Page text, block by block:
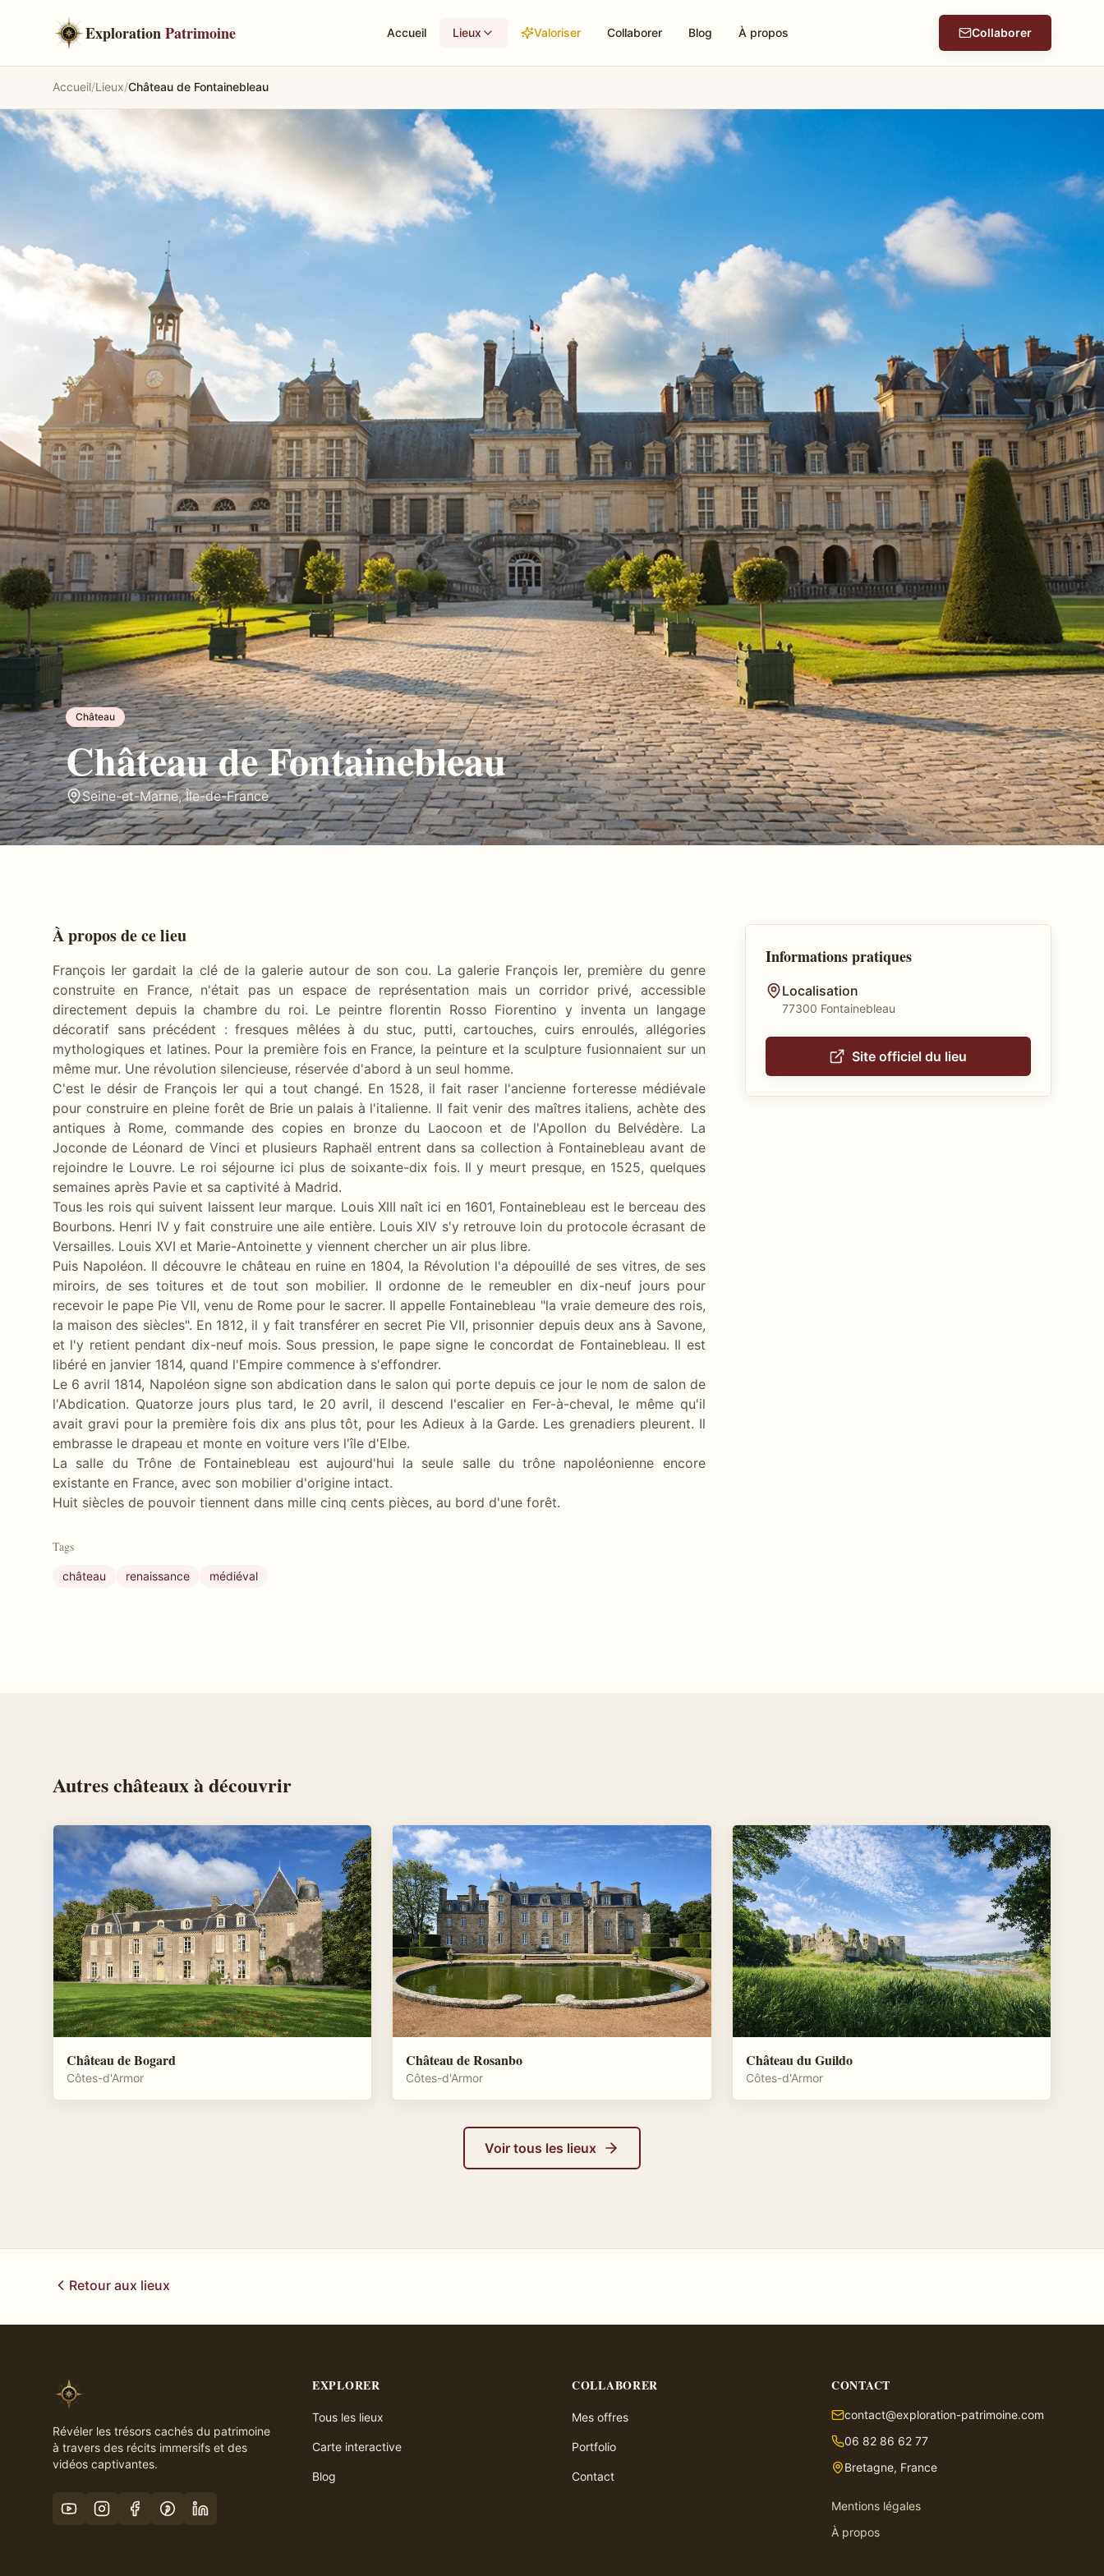
ExplorationPatrimoine Accueil Lieux Valoriser Collaborer Blog À propos Collaborer
Accueil/Lieux/Château de Fontainebleau
Château
Château de Fontainebleau
Seine-et-Marne,Île-de-France
À propos de ce lieu
François Ier gardait la clé de la galerie autour de son cou. La galerie François Ier, première du genre
construite en France, n'était pas un espace de représentation mais un corridor privé, accessible
directement depuis la chambre du roi. Le peintre florentin Rosso Fiorentino y inventa un langage
décoratif sans précédent : fresques mêlées à du stuc, putti, cartouches, cuirs enroulés, allégories
mythologiques et latines. Pour la première fois en France, la peinture et la sculpture fusionnaient sur un
même mur. Une révolution silencieuse, réservée d'abord à un seul homme.
C'est le désir de François Ier qui a tout changé. En 1528, il fait raser l'ancienne forteresse médiévale
pour construire en pleine forêt de Brie un palais à l'italienne. Il fait venir des maîtres italiens, achète des
antiques à Rome, commande des copies en bronze du Laocoon et de l'Apollon du Belvédère. La
Joconde de Léonard de Vinci et plusieurs Raphaël entrent dans sa collection à Fontainebleau avant de
rejoindre le Louvre. Le roi séjourne ici plus de soixante-dix fois. Il y meurt presque, en 1525, quelques
semaines après Pavie et sa captivité à Madrid.
Tous les rois qui suivent laissent leur marque. Louis XIII naît ici en 1601, Fontainebleau est le berceau des
Bourbons. Henri IV y fait construire une aile entière. Louis XIV s'y retrouve loin du protocole écrasant de
Versailles. Louis XVI et Marie-Antoinette y viennent chercher un air plus libre.
Puis Napoléon. Il découvre le château en ruine en 1804, la Révolution l'a dépouillé de ses vitres, de ses
miroirs, de ses toitures et de tout son mobilier. Il ordonne de le remeubler en dix-neuf jours pour
recevoir le pape Pie VII, venu de Rome pour le sacrer. Il appelle Fontainebleau "la vraie demeure des rois,
la maison des siècles". En 1812, il y fait transférer en secret Pie VII, prisonnier depuis deux ans à Savone,
et l'y retient pendant dix-neuf mois. Sous pression, le pape signe le concordat de Fontainebleau. Il est
libéré en janvier 1814, quand l'Empire commence à s'effondrer.
Le 6 avril 1814, Napoléon signe son abdication dans le salon qui porte depuis ce jour le nom de salon de
l'Abdication. Quatorze jours plus tard, le 20 avril, il descend l'escalier en Fer-à-cheval, le même qu'il
avait gravi pour la première fois dix ans plus tôt, pour les Adieux à la Garde. Les grenadiers pleurent. Il
embrasse le drapeau et monte en voiture vers l'île d'Elbe.
La salle du Trône de Fontainebleau est aujourd'hui la seule salle du trône napoléonienne encore
existante en France, avec son mobilier d'origine intact.
Huit siècles de pouvoir tiennent dans mille cinq cents pièces, au bord d'une forêt.
Tags
château renaissance médiéval
Informations pratiques
Localisation
77300 Fontainebleau
Site officiel du lieu
Autreschâteauxà découvrir
Château de Bogard
Côtes-d'Armor
Château de Rosanbo
Côtes-d'Armor
Château du Guildo
Côtes-d'Armor
Voir tous les lieux
Retour aux lieux
Révéler les trésors cachés du patrimoine
à travers des récits immersifs et des
vidéos captivantes.
EXPLORER
Tous les lieux
Carte interactive
Blog
COLLABORER
Mes offres
Portfolio
Contact
CONTACT
contact@exploration-patrimoine.com
06 82 86 62 77
Bretagne, France
Mentions légales
À propos